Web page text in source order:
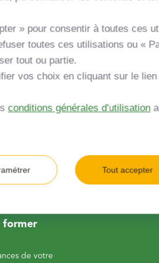
autour de mon
de GRDF
former
de votre
» pour consentir à toutes ces
toutes ces utilisations ou «
tout ou partie.
vos choix en cliquant sur le
conditions générales d'utilisation
Tout accepter